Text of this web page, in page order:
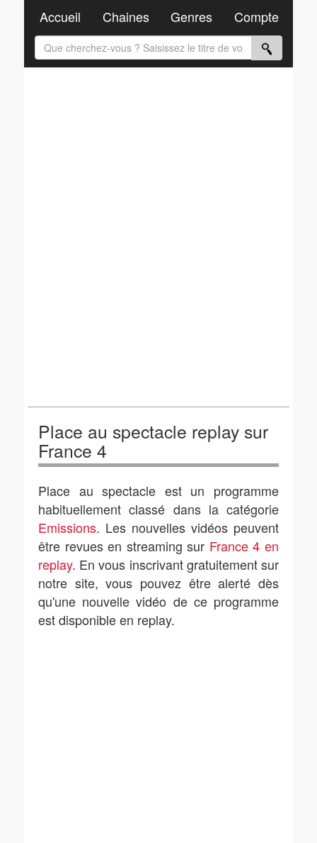
Place au spectacle replay sur
France 4
Place au spectacle est un programme
habituellement classé dans la catégorie
Emissions. Les nouvelles vidéos peuvent
être revues en streaming sur France 4 en
replay. En vous inscrivant gratuitement sur
notre site, vous pouvez être alerté dès
qu'une nouvelle vidéo de ce programme
est disponible en replay.
Accueil Chaines Genres Compte